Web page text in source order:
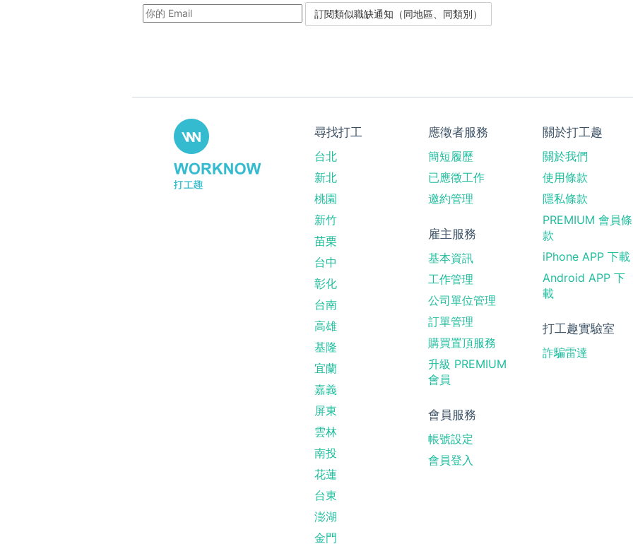
尋找打工
台北
新北
桃園
新竹
苗栗
台中
彰化
台南
高雄
基隆
宜蘭
嘉義
屏東
雲林
南投
花蓮
台東
澎湖
金門
應徵者服務
簡短履歷
已應徵工作
邀約管理
雇主服務
基本資訊
工作管理
公司單位管理
訂單管理
購買置頂服務
升級 PREMIUM
會員
會員服務
帳號設定
會員登入
關於打工趣
關於我們
使用條款
隱私條款
PREMIUM 會員條
款
iPhone APP 下載
Android APP 下
載
打工趣實驗室
詐騙雷達